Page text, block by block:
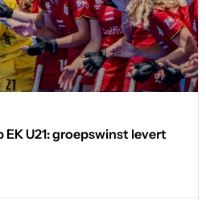
EK U21: groepswinst levert